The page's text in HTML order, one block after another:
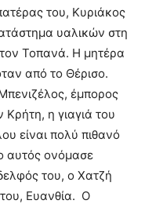
του, Κυριάκος
υαλικών στη
τον Τοπανά. Η μητέρα
από το Θέρισο.
έμπορος
η γιαγιά του
είναι πολύ πιθανό
αυτός ονόμασε
του, ο Χατζή
Ευανθία. Ο